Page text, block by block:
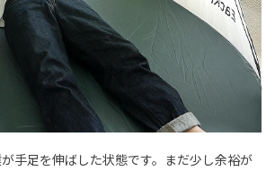
手足を伸ばした状態です。まだ少し余裕が